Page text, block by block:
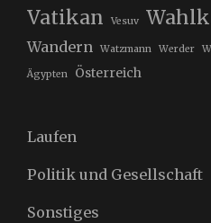
Vatikan Vesuv
Wandern Watzmann Werder
Ägypten Österreich
Laufen
Politik und Gesellschaft
Sonstiges